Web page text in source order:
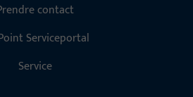
contact
Serviceportal
Service